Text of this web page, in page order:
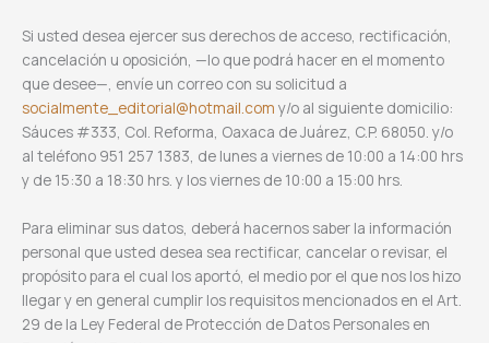
Si usted desea ejercer sus derechos de acceso, rectificación,
cancelación u oposición, —lo que podrá hacer en el momento
que desee—, envíe un correo con su solicitud a
socialmente_editorial@hotmail.com y/o al siguiente domicilio:
Sáuces #333, Col. Reforma, Oaxaca de Juárez, C.P. 68050. y/o
al teléfono 951 257 1383, de lunes a viernes de 10:00 a 14:00 hrs
y de 15:30 a 18:30 hrs. y los viernes de 10:00 a 15:00 hrs.
Para eliminar sus datos, deberá hacernos saber la información
personal que usted desea sea rectificar, cancelar o revisar, el
propósito para el cual los aportó, el medio por el que nos los hizo
llegar y en general cumplir los requisitos mencionados en el Art.
29 de la Ley Federal de Protección de Datos Personales en